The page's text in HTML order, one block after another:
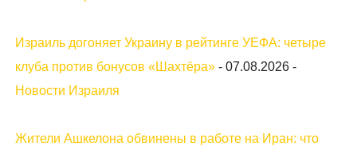
Израиль догоняет Украину в рейтинге УЕФА: четыре
клуба против бонусов «Шахтёра» -07.08.2026 -
Новости Израиля
Жители Ашкелона обвинены в работе на Иран: что